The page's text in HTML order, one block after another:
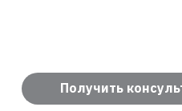
Получить